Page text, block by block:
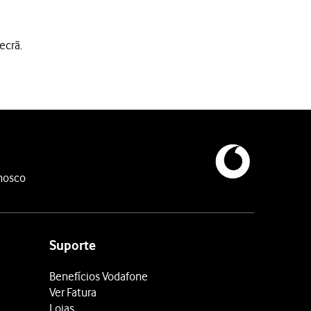
nome da rede Wi-Fi. A password pode ser obtida do
Suporte
Benefícios Vodafone
Ver Fatura
Lojas